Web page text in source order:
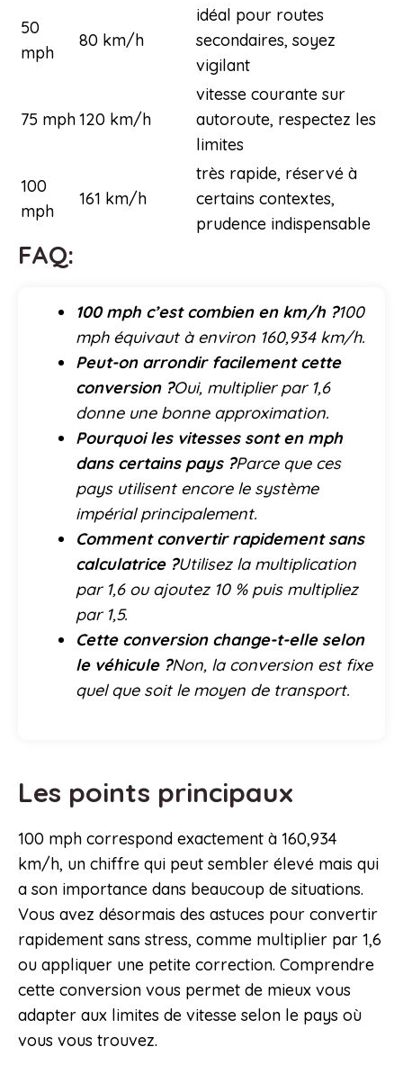
50
mph
80 km/h
idéal pour routes
secondaires, soyez
vigilant
75 mph120 km/h
vitesse courante sur
autoroute, respectez les
limites
100
mph
161 km/h
très rapide, réservé à
certains contextes,
prudence indispensable
FAQ:
100 mph c’est combien en km/h ?100
mph équivaut à environ 160,934 km/h.
Peut-on arrondir facilement cette
conversion ?Oui, multiplier par 1,6
donne une bonne approximation.
Pourquoi les vitesses sont en mph
dans certains pays ?Parce que ces
pays utilisent encore le système
impérial principalement.
Comment convertir rapidement sans
calculatrice ?Utilisez la multiplication
par 1,6 ou ajoutez 10 % puis multipliez
par 1,5.
Cette conversion change-t-elle selon
le véhicule ?Non, la conversion est fixe
quel que soit le moyen de transport.
Les points principaux
100 mph correspond exactement à 160,934
km/h, un chiffre qui peut sembler élevé mais qui
a son importance dans beaucoup de situations.
Vous avez désormais des astuces pour convertir
rapidement sans stress, comme multiplier par 1,6
ou appliquer une petite correction. Comprendre
cette conversion vous permet de mieux vous
adapter aux limites de vitesse selon le pays où
vous vous trouvez.